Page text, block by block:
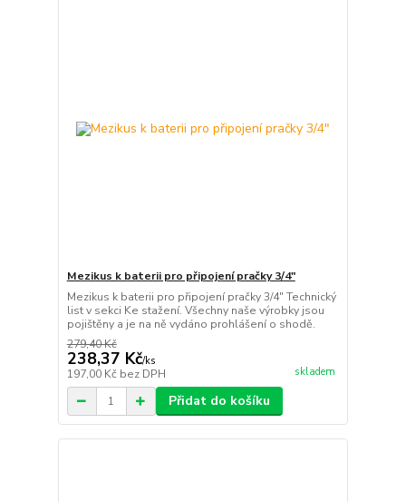
Mezikus k baterii pro připojení pračky 3/4"
Mezikus k baterii pro připojení pračky 3/4" Technický
list v sekci Ke stažení. Všechny naše výrobky jsou
pojištěny a je na ně vydáno prohlášení o shodě.
279,40 Kč
238,37 Kč/ks
197,00 Kč bez DPH skladem
Přidat do košíku